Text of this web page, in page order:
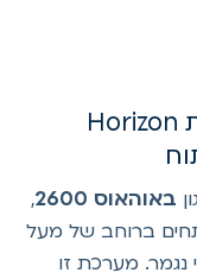
מערכות גדולות במיוחד ליצירת Horizon
באוהאוס 2600
,
כנפיים ופתחים ברוחב של מעל
מערכת זו